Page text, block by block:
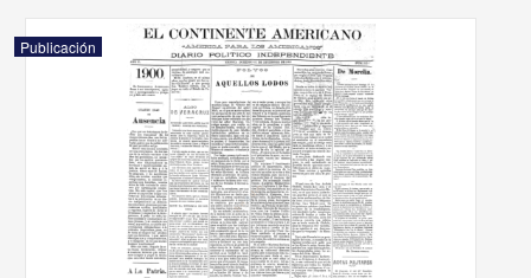
Publicación